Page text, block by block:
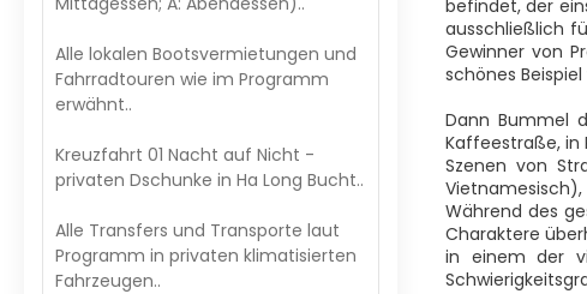
befindet, der
ausschließlich
Gewinner von
schönes
Dann Bummel
Kaffeestraße, in
Szenen von
Während des
Charaktere
in einem der
Alle lokalen Bootsvermietungen und
Fahrradtouren wie im Programm
erwähnt..
Kreuzfahrt 01 Nacht auf Nicht -
privaten Dschunke in Ha Long Bucht..
Alle Transfers und Transporte laut
Programm in privaten klimatisierten
Fahrzeugen..